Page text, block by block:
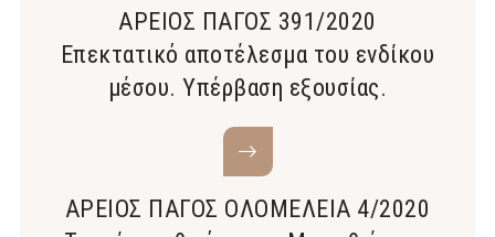
ΑΡΕΙΟΣ ΠΑΓΟΣ 391/2020
Επεκτατικό αποτέλεσμα του ενδίκου
μέσου. Υπέρβαση εξουσίας.
ΑΡΕΙΟΣ ΠΑΓΟΣ ΟΛΟΜΕΛΕΙΑ 4/2020